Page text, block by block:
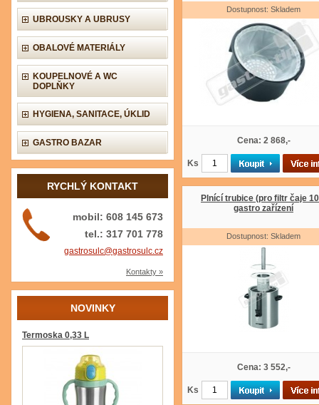
UBROUSKY A UBRUSY
OBALOVÉ MATERIÁLY
KOUPELNOVÉ A WC
DOPLŇKY
HYGIENA, SANITACE, ÚKLID
GASTRO BAZAR
RYCHLÝ KONTAKT
mobil: 608 145 673
tel.: 317 701 778
gastrosulc@gastrosulc.cz
Kontakty »
NOVINKY
Termoska 0,33 L
Dostupnost: Skladem
Cena: 2 868,-
Ks
Plnící trubice (pro filtr čaje
gastro zařízení
Dostupnost: Skladem
Cena: 3 552,-
Ks